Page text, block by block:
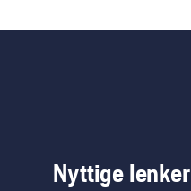
Nyttige lenker